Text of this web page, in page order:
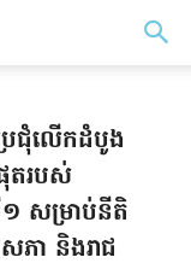
រជុំលើកដំបូង
តរបស់
សម្រាប់នីតិ
ភា និងរាជ